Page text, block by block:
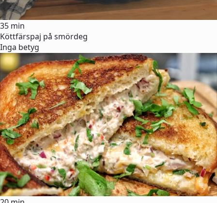
35 min
Köttfärspaj på smördeg
Inga betyg